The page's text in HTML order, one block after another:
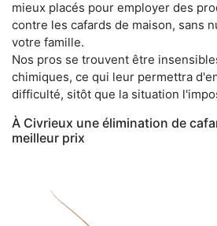
mieux placés pour employer des
contre les cafards de maison, sans
votre famille.
Nos pros se trouvent être
chimiques, ce qui leur permettra
difficulté, sitôt que la situation
À Civrieux une élimination de
meilleur prix